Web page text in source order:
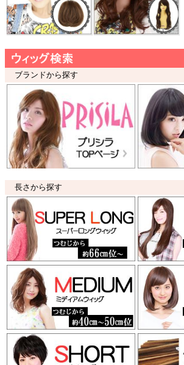
ブランドから探す
長さから探す